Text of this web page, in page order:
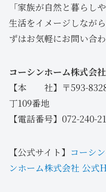
「家族が自然と暮らし
生活をイメージしなが
ずはお気軽にお問い合わ
コーシンホーム株式会社
【本 社】〒593-
丁109番地
【電話番号】072-240-
【公式サイト】 コーシ
ンホーム株式会社 公式